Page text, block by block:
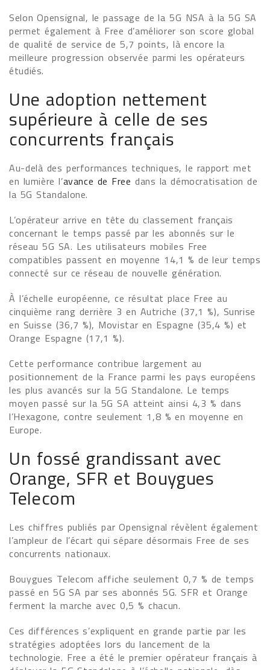
Selon Opensignal, le passage de la 5G NSA à la 5G SA
permet également à Free d’améliorer son score global
de qualité de service de 5,7 points, là encore la
meilleure progression observée parmi les opérateurs
étudiés.
Une adoption nettement
supérieure à celle de ses
concurrents français
Au-delà des performances techniques, le rapport met
en lumière l’avance de Free dans la démocratisation de
la 5G Standalone.
L’opérateur arrive en tête du classement français
concernant le temps passé par les abonnés sur le
réseau 5G SA. Les utilisateurs mobiles Free
compatibles passent en moyenne 14,1 % de leur temps
connecté sur ce réseau de nouvelle génération.
À l’échelle européenne, ce résultat place Free au
cinquième rang derrière 3 en Autriche (37,1 %), Sunrise
en Suisse (36,7 %), Movistar en Espagne (35,4 %) et
Orange Espagne (17,1 %).
Cette performance contribue largement au
positionnement de la France parmi les pays européens
les plus avancés sur la 5G Standalone. Le temps
moyen passé sur la 5G SA atteint ainsi 4,3 % dans
l’Hexagone, contre seulement 1,8 % en moyenne en
Europe.
Un fossé grandissant avec
Orange, SFR et Bouygues
Telecom
Les chiffres publiés par Opensignal révèlent également
l’ampleur de l’écart qui sépare désormais Free de ses
concurrents nationaux.
Bouygues Telecom affiche seulement 0,7 % de temps
passé en 5G SA par ses abonnés 5G. SFR et Orange
ferment la marche avec 0,5 % chacun.
Ces différences s’expliquent en grande partie par les
stratégies adoptées lors du lancement de la
technologie. Free a été le premier opérateur français à